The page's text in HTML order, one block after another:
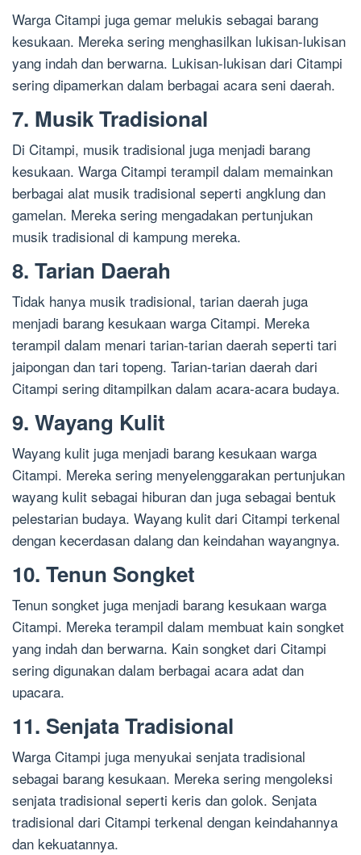
Warga Citampi juga gemar melukis sebagai barang
kesukaan. Mereka sering menghasilkan lukisan-lukisan
yang indah dan berwarna. Lukisan-lukisan dari Citampi
sering dipamerkan dalam berbagai acara seni daerah.
7. Musik Tradisional
Di Citampi, musik tradisional juga menjadi barang
kesukaan. Warga Citampi terampil dalam memainkan
berbagai alat musik tradisional seperti angklung dan
gamelan. Mereka sering mengadakan pertunjukan
musik tradisional di kampung mereka.
8. Tarian Daerah
Tidak hanya musik tradisional, tarian daerah juga
menjadi barang kesukaan warga Citampi. Mereka
terampil dalam menari tarian-tarian daerah seperti tari
jaipongan dan tari topeng. Tarian-tarian daerah dari
Citampi sering ditampilkan dalam acara-acara budaya.
9. Wayang Kulit
Wayang kulit juga menjadi barang kesukaan warga
Citampi. Mereka sering menyelenggarakan pertunjukan
wayang kulit sebagai hiburan dan juga sebagai bentuk
pelestarian budaya. Wayang kulit dari Citampi terkenal
dengan kecerdasan dalang dan keindahan wayangnya.
10. Tenun Songket
Tenun songket juga menjadi barang kesukaan warga
Citampi. Mereka terampil dalam membuat kain songket
yang indah dan berwarna. Kain songket dari Citampi
sering digunakan dalam berbagai acara adat dan
upacara.
11. Senjata Tradisional
Warga Citampi juga menyukai senjata tradisional
sebagai barang kesukaan. Mereka sering mengoleksi
senjata tradisional seperti keris dan golok. Senjata
tradisional dari Citampi terkenal dengan keindahannya
dan kekuatannya.